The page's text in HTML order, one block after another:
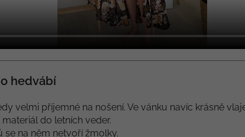
hedvábí
velmi příjemné na nošení. Ve vánku navíc krásně
do letních veder.
na něm netvoří žmolky.